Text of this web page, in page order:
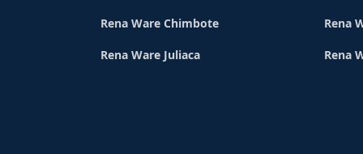
Rena Ware Chimbote Rena
Rena Ware Juliaca Rena